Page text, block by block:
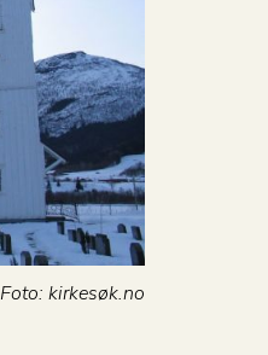
Foto: kirkesøk.no